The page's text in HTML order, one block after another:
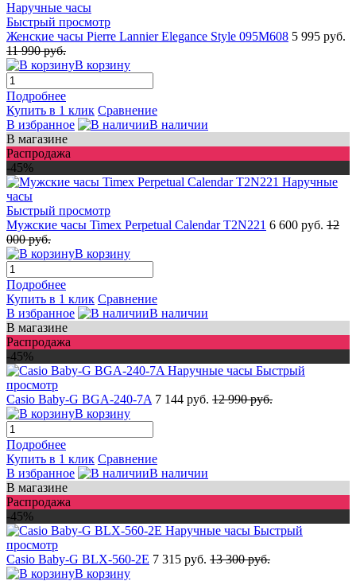
Быстрый просмотр
Женские часы Pierre Lannier Elegance Style 095M608 5 995 руб.
11 990 руб.
В корзину
Подробнее
Купить в 1 клик Сравнение
В избранное
В наличии
В магазине
Распродажа
-45%
Быстрый просмотр
Мужские часы Timex Perpetual Calendar T2N221 6 600 руб. 12
000 руб.
В корзину
Подробнее
Купить в 1 клик Сравнение
В избранное
В наличии
В магазине
Распродажа
-45%
Быстрый
просмотр
Casio Baby-G BGA-240-7A 7 144 руб. 12 990 руб.
В корзину
Подробнее
Купить в 1 клик Сравнение
В избранное
В наличии
В магазине
Распродажа
-45%
Быстрый
просмотр
Casio Baby-G BLX-560-2E 7 315 руб. 13 300 руб.
В корзину